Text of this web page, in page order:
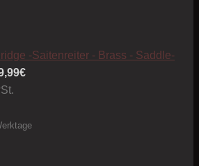
-Saitenreiter - Brass - Saddle-
€